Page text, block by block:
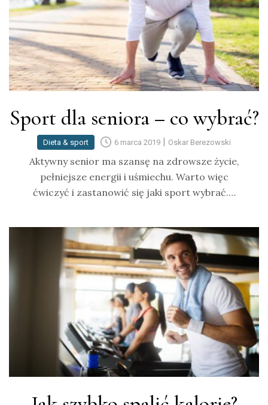
Sport dla seniora – co wybrać?
Dieta & sport 6 marca 2019 | Oskar Berezowski
Aktywny senior ma szansę na zdrowsze życie,
pełniejsze energii i uśmiechu. Warto więc
ćwiczyć i zastanowić się jaki sport wybrać.…